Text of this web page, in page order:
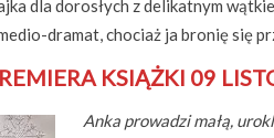
dla dorosłych z delikatnym
dramat, chociaż ja bronię się
KSIĄŻKI 09
Anka prowadzi małą,